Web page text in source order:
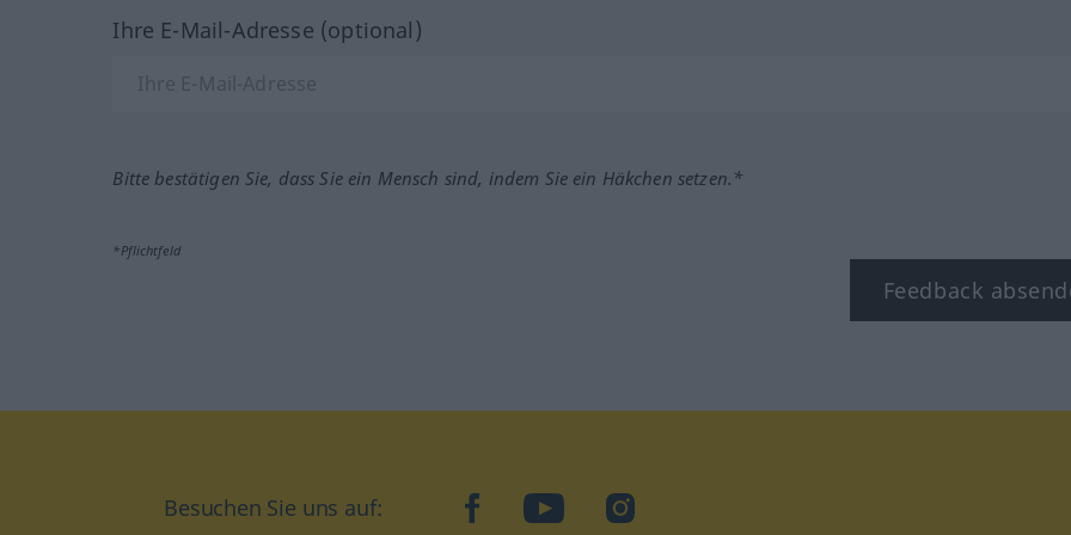
Ihre E-Mail-Adresse (optional)
Bitte bestätigen Sie, dass Sie ein Mensch sind, indem Sie ein Häkchen setzen.*
*Pflichtfeld
Feedback
Besuchen Sie uns auf: facebookYouTubeInstagram